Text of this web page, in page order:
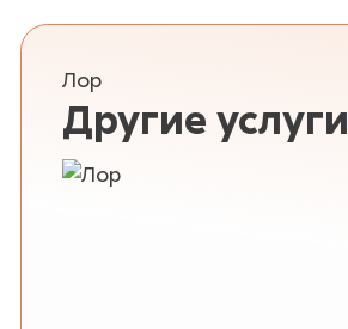
Лор
Другие услуги